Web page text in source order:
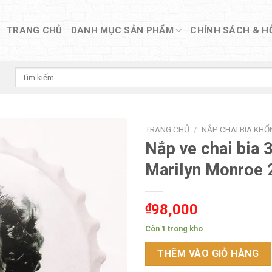
TRANG CHỦ DANH MỤC SẢN PHẨM CHÍNH SÁCH &
Tìm
TRANG CHỦ / NẮP CHAI BIA
Nắp ve chai bia
Marilyn Monroe
₫98,000
Còn 1 trong kho
THÊM VÀO GIỎ HÀNG